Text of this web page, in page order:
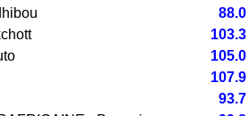
88.0
103.3
105.0
107.9
93.7